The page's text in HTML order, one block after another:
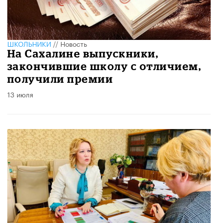
ШКОЛЬНИКИ//Новость
На Сахалине выпускники,
закончившие школу с отличием,
получили премии
13 июля